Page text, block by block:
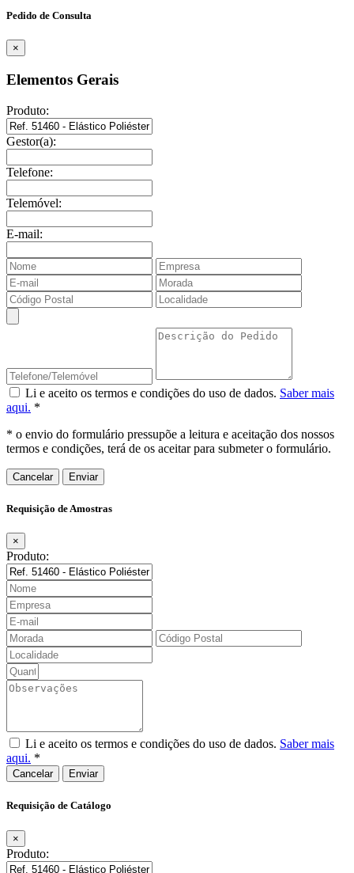
Pedido de Consulta
×
Elementos Gerais
Produto:
Gestor(a):
Telefone:
Telemóvel:
E-mail:
Li e aceito os termos e condições do uso de dados. Saber mais
aqui. *
* o envio do formulário pressupõe a leitura e aceitação dos nossos
termos e condições, terá de os aceitar para submeter o formulário.
Cancelar
Requisição de Amostras
×
Produto:
Li e aceito os termos e condições do uso de dados. Saber mais
aqui. *
Cancelar
Requisição de Catálogo
×
Produto: